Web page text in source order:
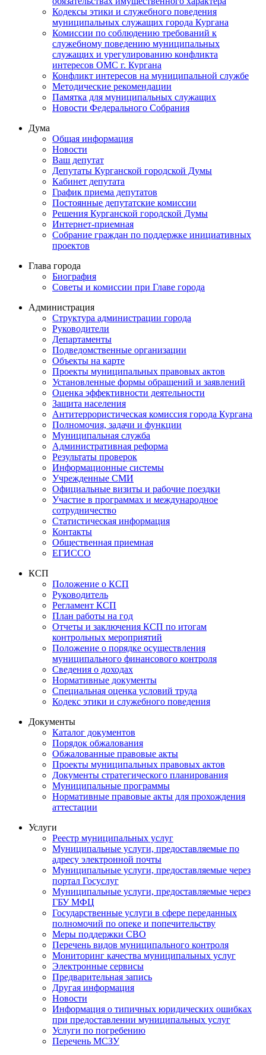
Кодексы этики и служебного поведения
муниципальных служащих города Кургана
Комиссии по соблюдению требований к
служебному поведению муниципальных
служащих и урегулированию конфликта
интересов ОМС г. Кургана
Конфликт интересов на муниципальной службе
Методические рекомендации
Памятка для муниципальных служащих
Новости Федерального Cобрания
Дума
Общая информация
Новости
Ваш депутат
Депутаты Курганской городской Думы
Кабинет депутата
График приема депутатов
Постоянные депутатские комиссии
Решения Курганской городской Думы
Интернет-приемная
Собрание граждан по поддержке инициативных
проектов
Глава города
Биография
Советы и комиссии при Главе города
Администрация
Структура администрации города
Руководители
Департаменты
Подведомственные организации
Объекты на карте
Проекты муниципальных правовых актов
Установленные формы обращений и заявлений
Оценка эффективности деятельности
Защита населения
Антитеррористическая комиссия города Кургана
Полномочия, задачи и функции
Муниципальная служба
Административная реформа
Результаты проверок
Информационные системы
Учрежденные СМИ
Официальные визиты и рабочие поездки
Участие в программах и международное
сотрудничество
Статистическая информация
Контакты
Общественная приемная
ЕГИССО
КСП
Положение о КСП
Руководитель
Регламент КСП
План работы на год
Отчеты и заключения КСП по итогам
контрольных мероприятий
Положение о порядке осуществления
муниципального финансового контроля
Сведения о доходах
Нормативные документы
Специальная оценка условий труда
Кодекс этики и служебного поведения
Документы
Каталог документов
Порядок обжалования
Обжалованные правовые акты
Проекты муниципальных правовых актов
Документы стратегического планирования
Муниципальные программы
Нормативные правовые акты для прохождения
аттестации
Услуги
Реестр муниципальных услуг
Муниципальные услуги, предоставляемые по
адресу электронной почты
Муниципальные услуги, предоставляемые через
портал Госуслуг
Муниципальные услуги, предоставляемые через
ГБУ МФЦ
Государственные услуги в сфере переданных
полномочий по опеке и попечительству
Меры поддержки СВО
Перечень видов муниципального контроля
Мониторинг качества муниципальных услуг
Электронные сервисы
Предварительная запись
Другая информация
Новости
Информация о типичных юридических ошибках
при предоставлении муниципальных услуг
Услуги по погребению
Перечень МСЗУ